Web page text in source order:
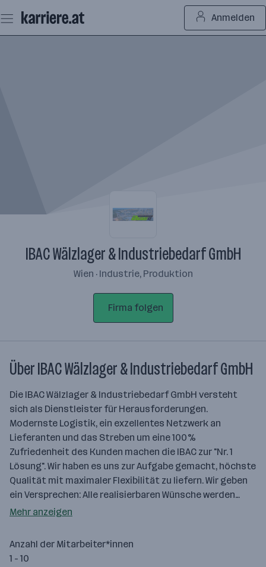
Seiteninhalt
springen
Anmelden
IBAC Wälzlager & Industriebedarf GmbH
Wien · Industrie, Produktion
Firma folgen
Über IBAC Wälzlager & Industriebedarf GmbH
Die IBAC Wälzlager & Industriebedarf GmbH versteht
sich als Dienstleister für Herausforderungen.
Modernste Logistik, ein exzellentes Netzwerk an
Lieferanten und das Streben um eine 100%
Zufriedenheit des Kunden machen die IBAC zur "Nr. 1
Lösung". Wir haben es uns zur Aufgabe gemacht, höchste
Qualität mit maximaler Flexibilität zu liefern. Wir geben
ein Versprechen: Alle realisierbaren Wünsche werden…
Mehr anzeigen
Anzahl der Mitarbeiter*innen
1 - 10